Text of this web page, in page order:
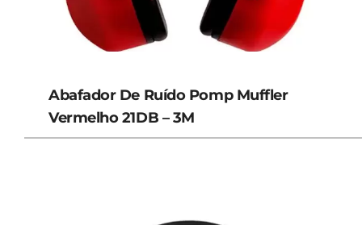
Abafador De Ruído Pomp Muffler
Vermelho 21DB – 3M